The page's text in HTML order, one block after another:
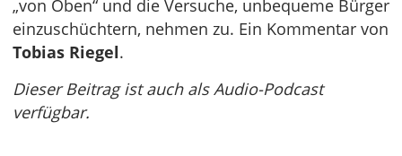
„von Oben“ und die Versuche, unbequeme Bürger
einzuschüchtern, nehmen zu. Ein Kommentar von
Tobias Riegel.
Dieser Beitrag ist auch als Audio-Podcast
verfügbar.